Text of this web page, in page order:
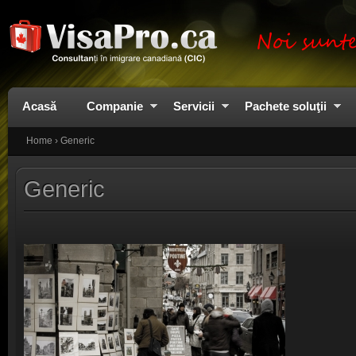
Acasă Companie Servicii Pachete soluţii
Home › Generic
Generic